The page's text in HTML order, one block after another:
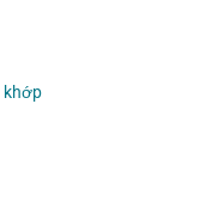
khớp